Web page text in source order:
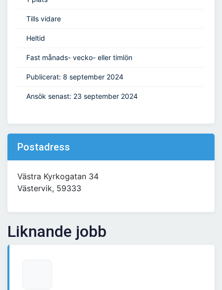
Tills vidare
Heltid
Fast månads- vecko- eller timlön
Publicerat: 8 september 2024
Ansök senast: 23 september 2024
Postadress
Västra Kyrkogatan 34
Västervik, 59333
Liknande jobb